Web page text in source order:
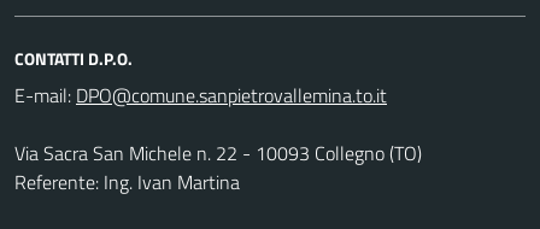
CONTATTI D.P.O.
E-mail:
Via Sacra San Michele n. 22 - 10093 Collegno (TO)
Referente: Ing. Ivan Martina